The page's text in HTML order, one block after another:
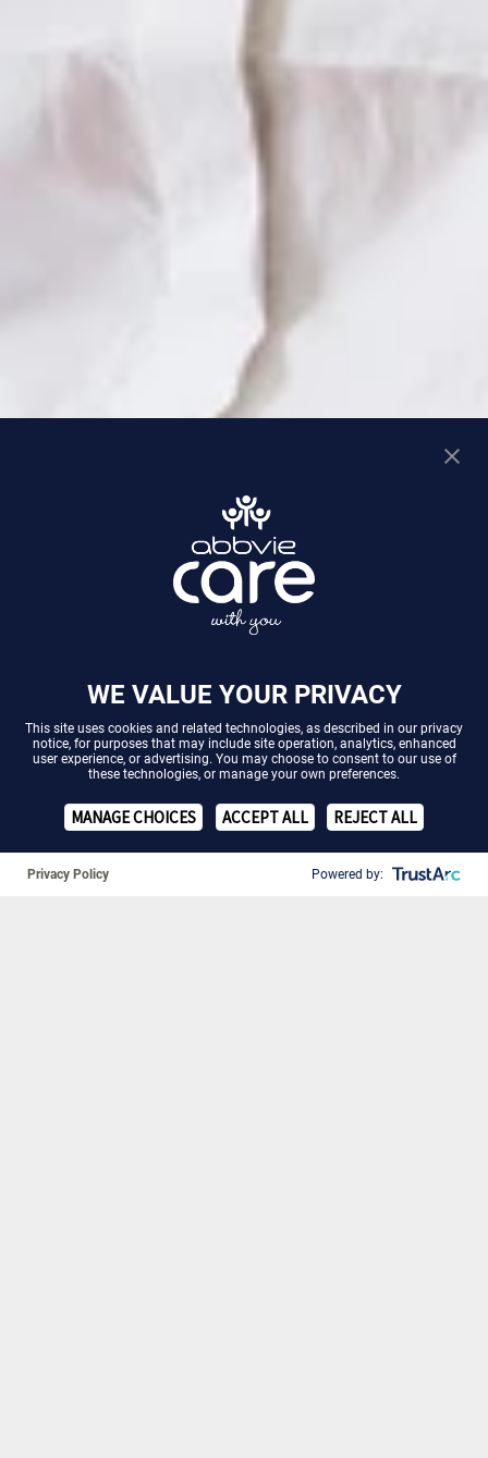
❚❚
Morbus Crohn:
Krankheitsbild
Morbus Crohn:
Diagnose
WE VALUE YOUR PRIVACY
This site uses cookies and related technologies, as described in our privacy
notice, for purposes that may include site operation, analytics, enhanced
user experience, or advertising. You may choose to consent to our use of
these technologies, or manage your own preferences.
MANAGE CHOICES ACCEPT ALL REJECT ALL
Privacy Policy Powered by: